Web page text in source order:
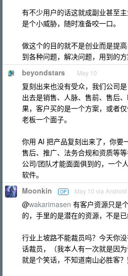
有不少用户的话这就成副业甚至
是个小威胁，随时准备咬一口。
做这个的目的就不是创业而是提
到各种问题，解决问题，用到的方
beyondstars May 10
复刻出来也没有受众，我们公司
出去是销售、人脉、售前、售后
果，客户买的是一个方案，或者
老板一个面子。
你用 AI 把产品复刻出来了，你要
售后、推广、法务合规和资质等
公司/团队才能面面俱到的，一个
软件。
Moonkin OP May 10 via Android
@wakarimasen 有客户资源只是
的，手里的是潜在的资源，不是已
行业上坡路不能裁员吗？今天你
话裁员，（我本人有一次就是因
就是个笑话，不知道南山必胜客？